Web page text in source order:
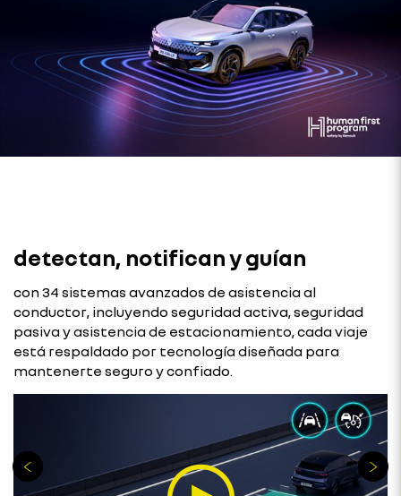
detectan, notifican y guían
con 34 sistemas avanzados de asistencia al
conductor, incluyendo seguridad activa, seguridad
pasiva y asistencia de estacionamiento, cada viaje
está respaldado por tecnología diseñada para
mantenerte seguro y confiado.